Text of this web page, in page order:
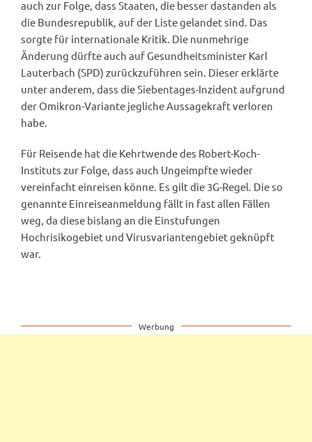
auch zur Folge, dass Staaten, die besser dastanden als
die Bundesrepublik, auf der Liste gelandet sind. Das
sorgte für internationale Kritik. Die nunmehrige
Änderung dürfte auch auf Gesundheitsminister Karl
Lauterbach (SPD) zurückzuführen sein. Dieser erklärte
unter anderem, dass die Siebentages-Inzident aufgrund
der Omikron-Variante jegliche Aussagekraft verloren
habe.
Für Reisende hat die Kehrtwende des Robert-Koch-
Instituts zur Folge, dass auch Ungeimpfte wieder
vereinfacht einreisen könne. Es gilt die 3G-Regel. Die so
genannte Einreiseanmeldung fällt in fast allen Fällen
weg, da diese bislang an die Einstufungen
Hochrisikogebiet und Virusvariantengebiet geknüpft
war.
Werbung